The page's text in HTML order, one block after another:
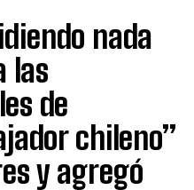
nada
las
de
chileno”
y agregó